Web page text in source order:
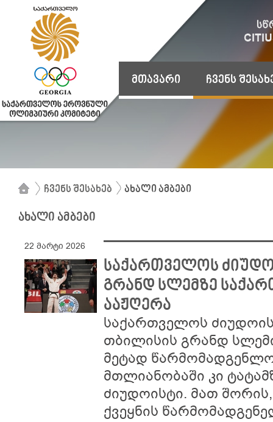
მთავარი ჩვენს
ჩვენს შესახებ ახალი ამბები
ახალი ამბები
22 მარტი 2026
საქართველოს
გრანდ სლემზე
ააჟღერა
საქართველოს
თბილისის გრანდ
მეტად
მთლიანობაში კი
ძიუდოისტი. მათ
ქვეყნის